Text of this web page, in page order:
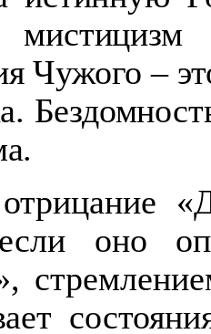
Чужого –
оно